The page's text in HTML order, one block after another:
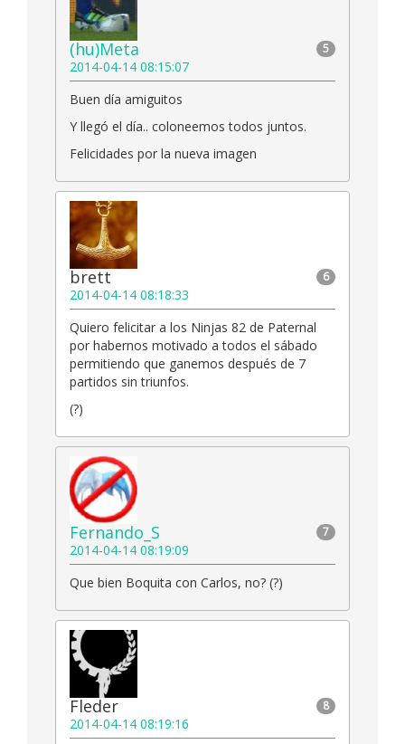
5
(hu)Meta
2014-04-14 08:15:07
Buen día amiguitos
Y llegó el día.. coloneemos todos juntos.
Felicidades por la nueva imagen
6
brett
2014-04-14 08:18:33
Quiero felicitar a los Ninjas 82 de Paternal
por habernos motivado a todos el sábado
permitiendo que ganemos después de 7
partidos sin triunfos.
(?)
7
Fernando_S
2014-04-14 08:19:09
Que bien Boquita con Carlos, no? (?)
8
Fleder
2014-04-14 08:19:16